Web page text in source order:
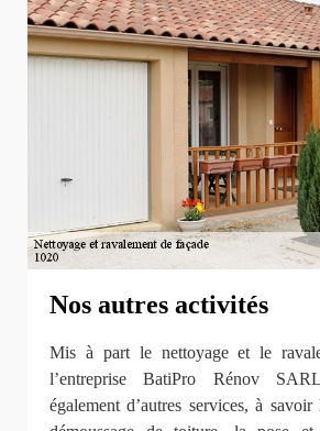
Nos autres activités
Mis à part le nettoyage et le
l’entreprise BatiPro Rénov
également d’autres services, à